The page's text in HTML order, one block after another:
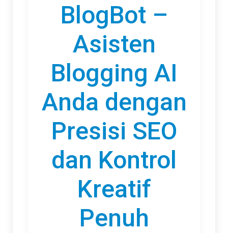
BlogBot –
Asisten
Blogging AI
Anda dengan
Presisi SEO
dan Kontrol
Kreatif
Penuh